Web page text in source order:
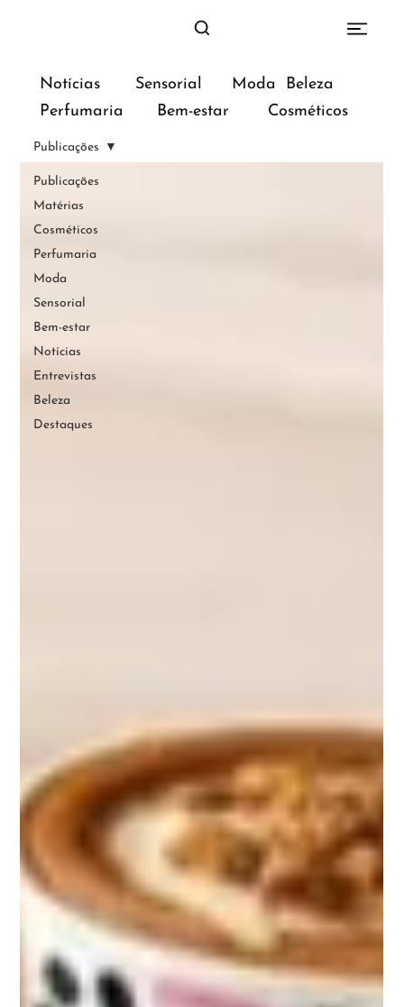
Cosméticos
Perfumaria
Moda
Bem-estar
Beleza
Sensorial
Notícias
Publicações
Matérias
Cosméticos
Perfumaria
Moda
Sensorial
Bem-estar
Notícias
Entrevistas
Beleza
Destaques
Publicações